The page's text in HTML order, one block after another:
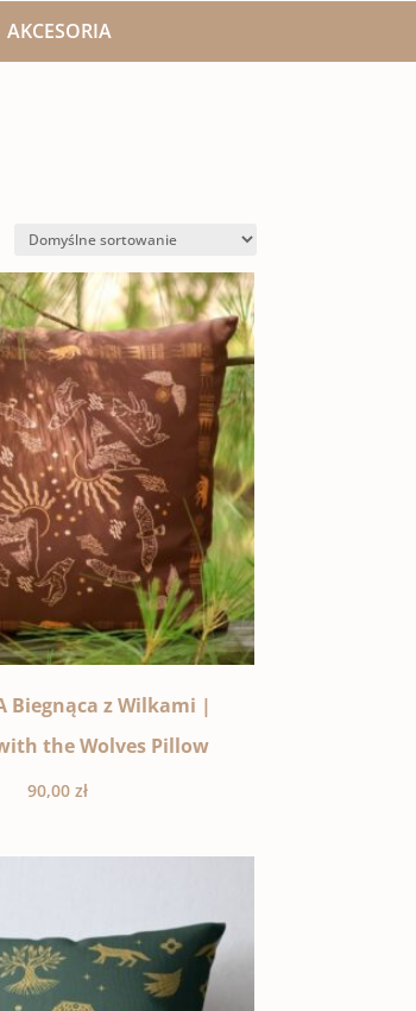
AKCESORIA
Biegnąca z Wilkami |
the Wolves Pillow
90,00zł